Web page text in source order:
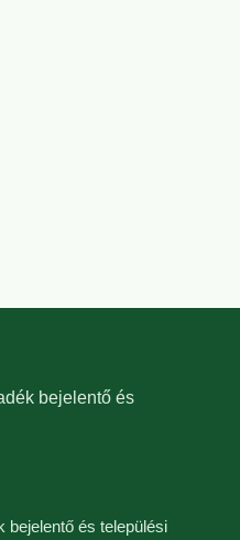
bejelentő és
bejelentő és települési